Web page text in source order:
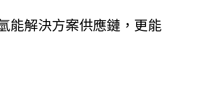
文內容 招聘
能解決方案供應鏈，更能